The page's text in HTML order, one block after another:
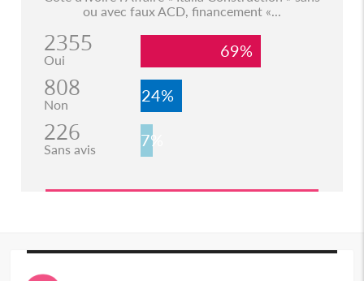
ou avec faux ACD, financement «...
2355
Oui 69%
808
Non 24%
226
Sans avis 7%